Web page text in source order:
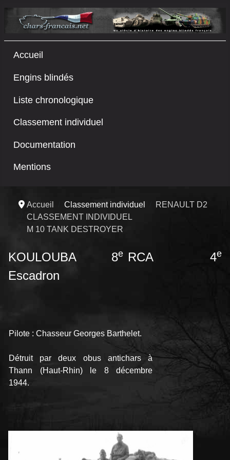
Accueil
Engins blindés
Liste chronologique
Classement individuel
Documentation
Mentions
Accueil Classement individuel
RENAULT D2
CLASSEMENT INDIVIDUEL
M 10 TANK DESTROYER
KOULOUBA 8e RCA 4e
Escadron
Pilote : Chasseur Georges Barthelet.
Détruit par deux obus antichars à
Thann (Haut-Rhin) le 8 décembre
1944.